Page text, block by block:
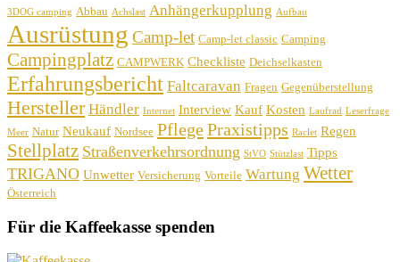
3DOG camping Abbau Achslast Anhängerkupplung Aufbau
Ausrüstung Camp-let Camp-let classic Camping
Campingplatz CAMPWERK Checkliste Deichselkasten
Erfahrungsbericht Faltcaravan Fragen Gegenüberstellung
Hersteller Händler Internet Interview Kauf Kosten Laufrad Leserfrage
Meer Natur Neukauf Nordsee PflegePraxistipps Raclet Regen
Stellplatz Straßenverkehrsordnung StVO Stützlast Tipps
TRIGANO Unwetter Versicherung Vorteile Wartung Wetter
Österreich
Für die Kaffeekasse spenden